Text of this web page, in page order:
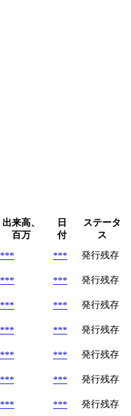
出来高、
百万
日
付
ステータ
ス
*** ***
発行残存
*** ***
発行残存
*** ***
発行残存
*** ***
発行残存
*** ***
発行残存
*** ***
発行残存
*** ***
発行残存